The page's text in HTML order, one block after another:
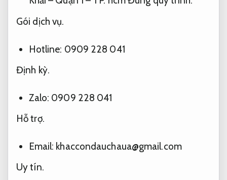
độ chính xác cao.Chuyên nghiệp.đăng nhập
ngay khacondau.com để được giải đáp hoặc
Khắc dấu Châu Á – C.ty TNHH một biến thành
hẹn
Chuyên nghiệp.